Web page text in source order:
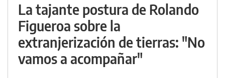
La tajante postura de Rolando
Figueroa sobre la
extranjerización de tierras: "No
vamos a acompañar"